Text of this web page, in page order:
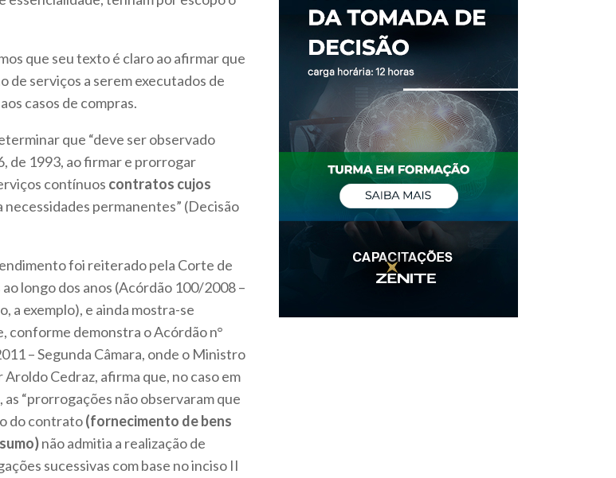
que seu texto é claro ao afirmar que
de serviços a serem executados de
casos de compras.
que “deve ser observado
de 1993, ao firmar e prorrogar
contínuos contratos cujos
necessidades permanentes” (Decisão
foi reiterado pela Corte de
longo dos anos (Acórdão 100/2008 –
a exemplo), e ainda mostra-se
conforme demonstra o Acórdão n°
– Segunda Câmara, onde o Ministro
Aroldo Cedraz, afirma que, no caso em
as “prorrogações não observaram que
do contrato(fornecimento de bens
não admitia a realização de
sucessivas com base no inciso II